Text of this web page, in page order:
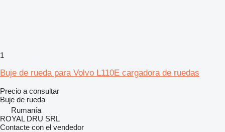
1
Buje de rueda para Volvo L110E cargadora de ruedas
Precio a consultar
Buje de rueda
Rumanía
ROYAL DRU SRL
Contacte con el vendedor